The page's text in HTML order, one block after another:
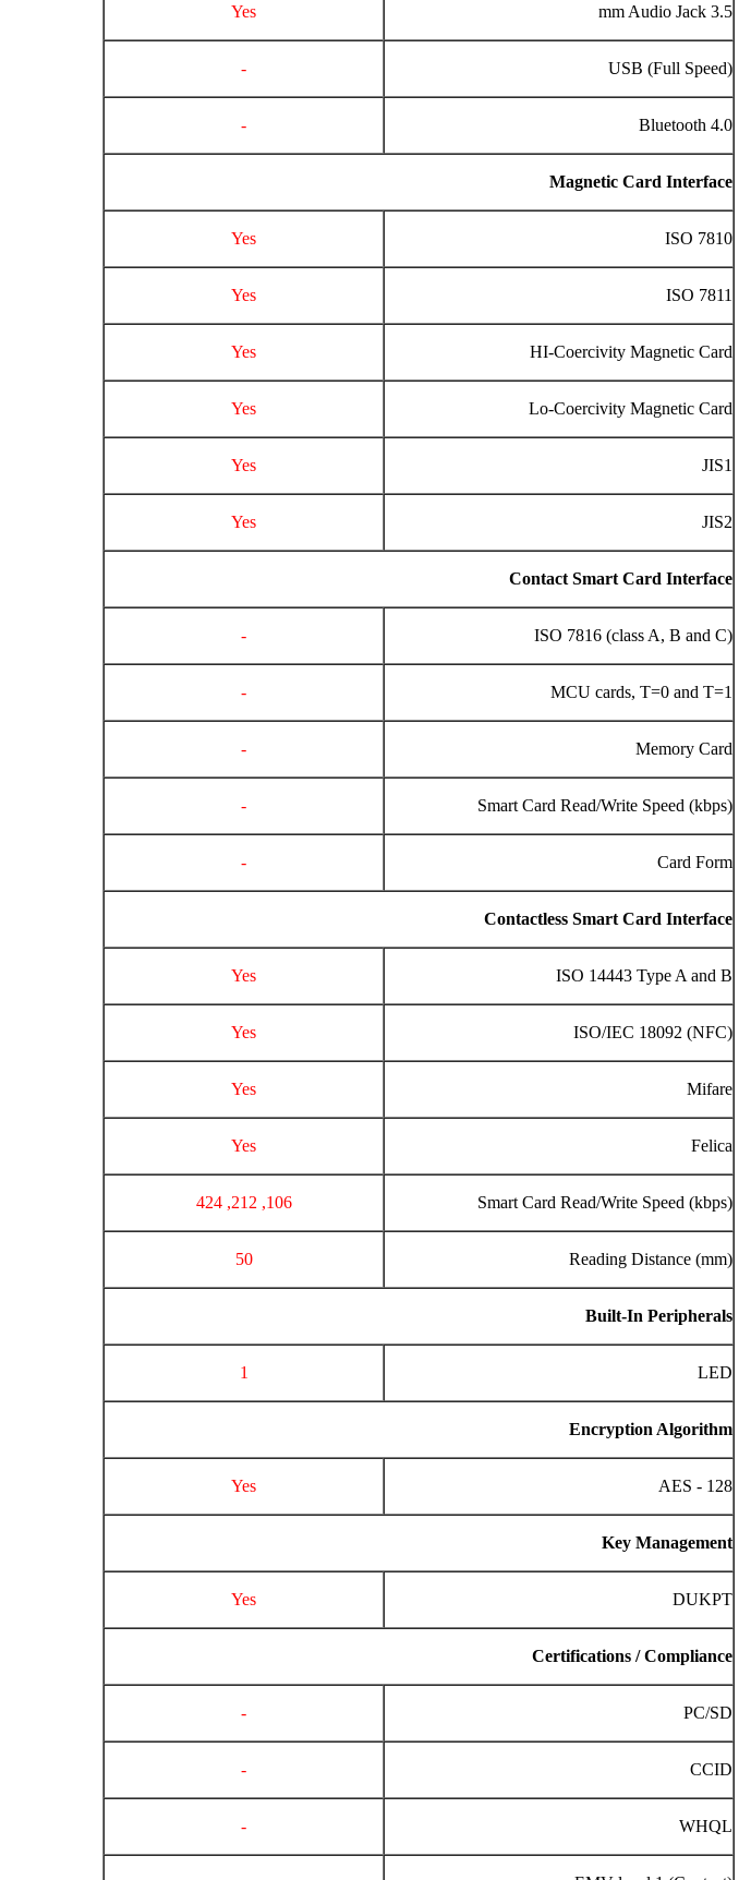
3.5 mm Audio Jack
Yes
USB (Full Speed)
-
Bluetooth 4.0
-
Magnetic Card Interface
ISO 7810
Yes
ISO 7811
Yes
HI-Coercivity Magnetic Card
Yes
Lo-Coercivity Magnetic Card
Yes
JIS1
Yes
JIS2
Yes
Contact Smart Card Interface
ISO 7816 (class A, B and C)
-
MCU cards, T=0 and T=1
-
Memory Card
-
Smart Card Read/Write Speed (kbps)
-
Card Form
-
Contactless Smart Card Interface
ISO 14443 Type A and B
Yes
ISO/IEC 18092 (NFC)
Yes
Mifare
Yes
Felica
Yes
Smart Card Read/Write Speed (kbps)
106, 212, 424
Reading Distance (mm)
50
Built-In Peripherals
LED
1
Encryption Algorithm
AES - 128
Yes
Key Management
DUKPT
Yes
Certifications / Compliance
PC/SD
-
CCID
-
WHQL
-